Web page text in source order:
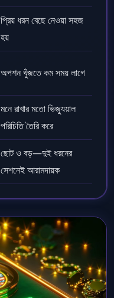
প্রিয় ধরন বেছে নেওয়া সহজ
হয়
অপশন খুঁজতে কম সময় লাগে
মনে রাখার মতো ভিজ্যুয়াল
পরিচিতি তৈরি করে
ছোট ও বড়—দুই ধরনের
সেশনেই আরামদায়ক